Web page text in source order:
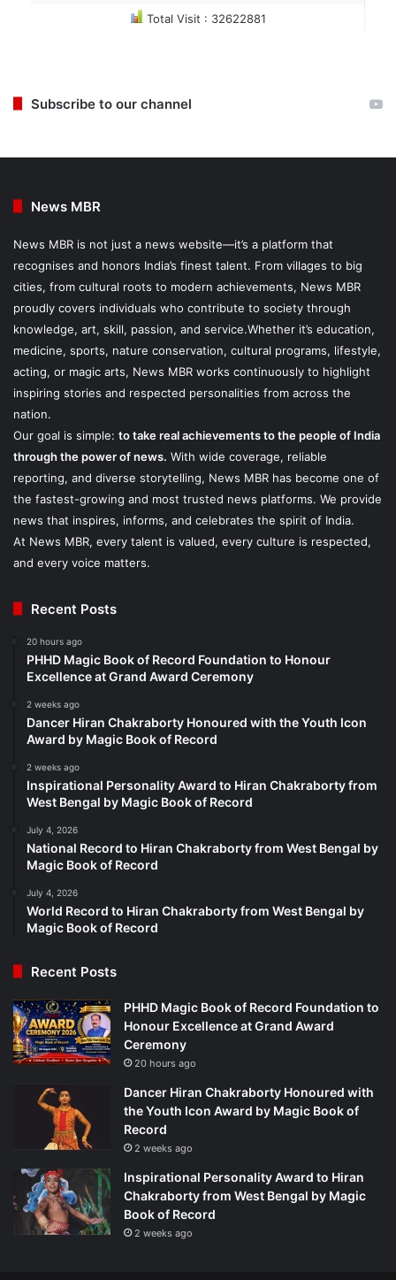
Total Visit : 32622881
Subscribe to our channel
News MBR
News MBR is not just a news website—it’s a platform that
recognises and honors India’s finest talent. From villages to big
cities, from cultural roots to modern achievements, News MBR
proudly covers individuals who contribute to society through
knowledge, art, skill, passion, and service.Whether it’s education,
medicine, sports, nature conservation, cultural programs, lifestyle,
acting, or magic arts, News MBR works continuously to highlight
inspiring stories and respected personalities from across the
nation.
Our goal is simple: to take real achievements to the people of India
through the power of news. With wide coverage, reliable
reporting, and diverse storytelling, News MBR has become one of
the fastest-growing and most trusted news platforms. We provide
news that inspires, informs, and celebrates the spirit of India.
At News MBR, every talent is valued, every culture is respected,
and every voice matters.
Recent Posts
20 hours ago
PHHD Magic Book of Record Foundation to Honour
Excellence at Grand Award Ceremony
2 weeks ago
Dancer Hiran Chakraborty Honoured with the Youth Icon
Award by Magic Book of Record
2 weeks ago
Inspirational Personality Award to Hiran Chakraborty from
West Bengal by Magic Book of Record
July 4, 2026
National Record to Hiran Chakraborty from West Bengal by
Magic Book of Record
July 4, 2026
World Record to Hiran Chakraborty from West Bengal by
Magic Book of Record
Recent Posts
PHHD Magic Book of Record Foundation to
Honour Excellence at Grand Award
Ceremony
20 hours ago
Dancer Hiran Chakraborty Honoured with
the Youth Icon Award by Magic Book of
Record
2 weeks ago
Inspirational Personality Award to Hiran
Chakraborty from West Bengal by Magic
Book of Record
2 weeks ago